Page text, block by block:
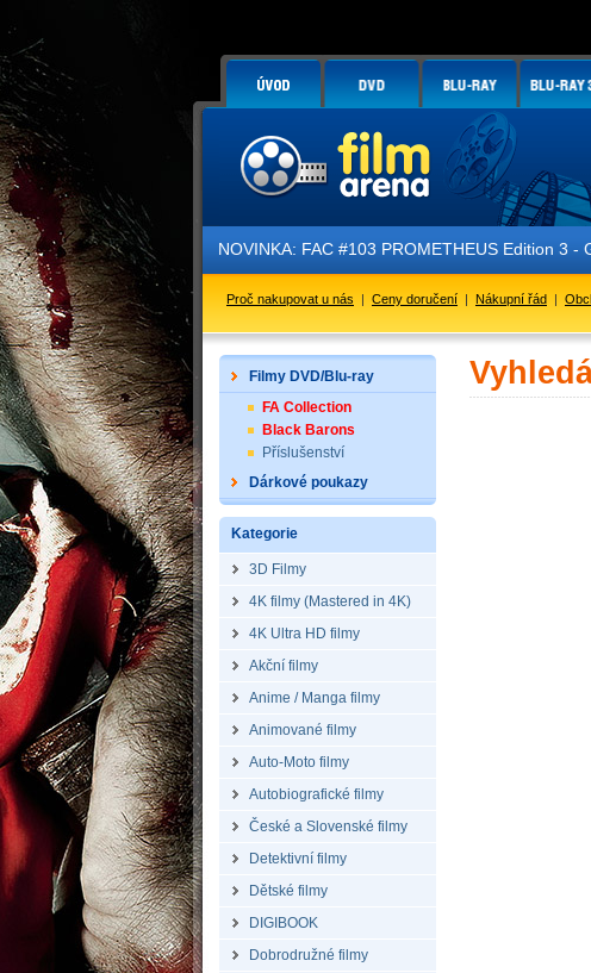
NOVINKA: FAC #103 PROMETHEUS Edition 3
Proč nakupovat u nás | Ceny doručení | Nákupní řád |
Filmy DVD/Blu-ray
FA Collection
Black Barons
Příslušenství
Dárkové poukazy
Kategorie
3D Filmy
4K filmy (Mastered in 4K)
4K Ultra HD filmy
Akční filmy
Anime / Manga filmy
Animované filmy
Auto-Moto filmy
Autobiografické filmy
České a Slovenské filmy
Detektivní filmy
Dětské filmy
DIGIBOOK
Dobrodružné filmy